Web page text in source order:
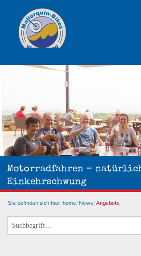
Motorradfahren –
Einkehrschwung
Sie befinden sich hier: home News Angebote